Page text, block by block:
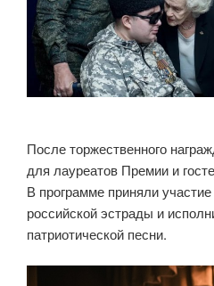
После торжественного
для лауреатов Премии и
В программе приняли
российской эстрады и
патриотической песни.